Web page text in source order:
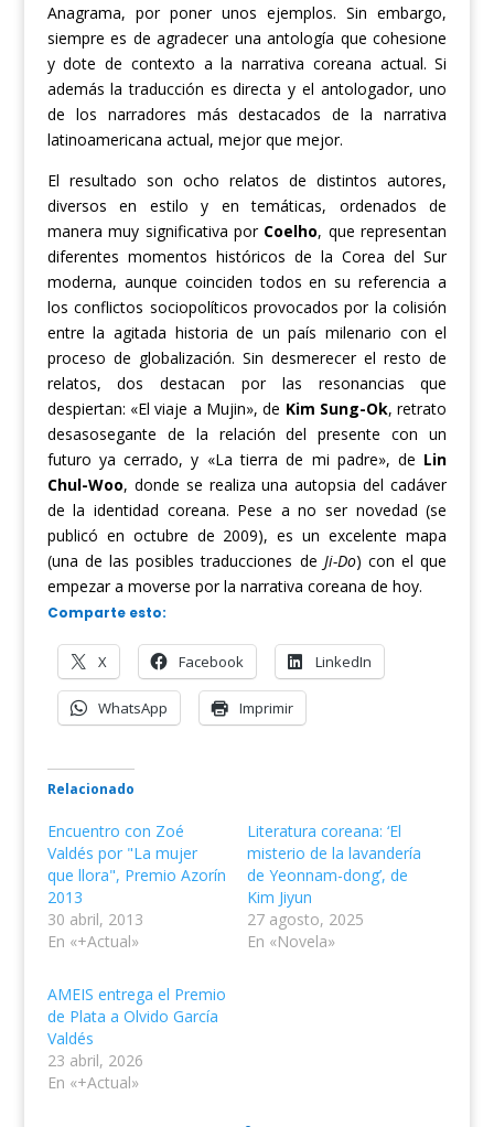
Anagrama, por poner unos ejemplos. Sin embargo,
siempre es de agradecer una antología que cohesione
y dote de contexto a la narrativa coreana actual. Si
además la traducción es directa y el antologador, uno
de los narradores más destacados de la narrativa
latinoamericana actual, mejor que mejor.
El resultado son ocho relatos de distintos autores,
diversos en estilo y en temáticas, ordenados de
manera muy significativa por Coelho, que representan
diferentes momentos históricos de la Corea del Sur
moderna, aunque coinciden todos en su referencia a
los conflictos sociopolíticos provocados por la colisión
entre la agitada historia de un país milenario con el
proceso de globalización. Sin desmerecer el resto de
relatos, dos destacan por las resonancias que
despiertan: «El viaje a Mujin», de Kim Sung-Ok, retrato
desasosegante de la relación del presente con un
futuro ya cerrado, y «La tierra de mi padre», de Lin
Chul-Woo, donde se realiza una autopsia del cadáver
de la identidad coreana. Pese a no ser novedad (se
publicó en octubre de 2009), es un excelente mapa
(una de las posibles traducciones de Ji-Do) con el que
empezar a moverse por la narrativa coreana de hoy.
Comparte esto:
X Facebook LinkedIn
WhatsApp Imprimir
Relacionado
Encuentro con Zoé
Valdés por "La mujer
que llora", Premio Azorín
2013
30 abril, 2013
En «+Actual»
Literatura coreana: ‘El
misterio de la lavandería
de Yeonnam-dong’, de
Kim Jiyun
27 agosto, 2025
En «Novela»
AMEIS entrega el Premio
de Plata a Olvido García
Valdés
23 abril, 2026
En «+Actual»